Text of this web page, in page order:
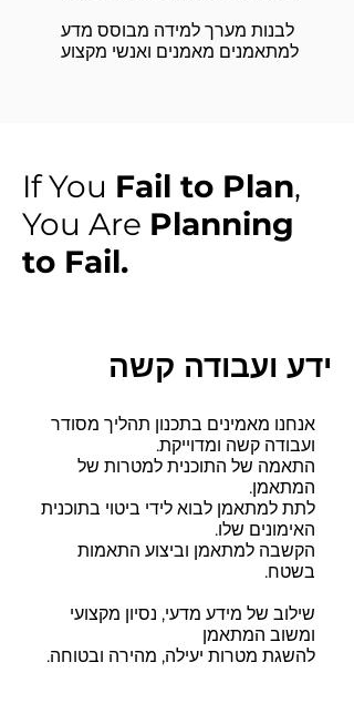
לבנות מערך למידה מבוסס מדע
למתאמנים מאמנים ואנשי מקצוע
If You Fail to Plan,
You Are Planning
to Fail.
ידע ועבודה קשה
אנחנו מאמינים בתכנון תהליך מסודר
ועבודה קשה ומדוייקת.
התאמה של התוכנית למטרות של
המתאמן.
לתת למתאמן לבוא לידי ביטוי בתוכנית
האימונים שלו.
הקשבה למתאמן וביצוע התאמות
בשטח.
שילוב של מידע מדעי, נסיון מקצועי
ומשוב המתאמן
להשגת מטרות יעילה, מהירה ובטוחה.